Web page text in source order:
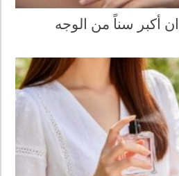
أكبر سناً من الوجه